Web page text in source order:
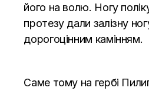
його на волю. Ногу
протезу дали залізну
дорогоцінним камінням.
Саме тому на гербі